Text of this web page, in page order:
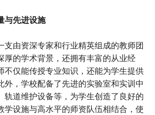
与先进设施
支由资深专家和行业精英组成的教师团
厚的学术背景，还拥有丰富的从业经
不仅能传授专业知识，还能为学生提供
外，学校配备了先进的实验室和实训中
轨道维护设备等，为学生创造了良好的
学设施与高水平的师资队伍相结合，使